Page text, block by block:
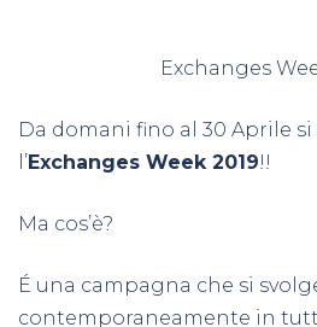
Exchanges
Da domani fino al 30 Aprile si
l’Exchanges Week 2019!!
Ma cos’è?
É una campagna che si
contemporaneamente in